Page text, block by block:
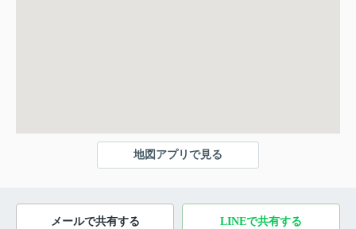
地図アプリで見る
メールで共有する LINEで共有する